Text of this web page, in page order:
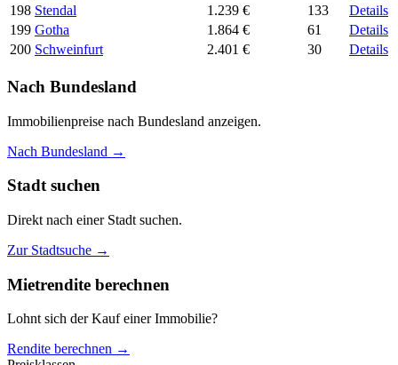
198 Stendal 1.239 € 133
Details
199 Gotha 1.864 € 61
Details
200 Schweinfurt 2.401 € 30 Details
Nach Bundesland
Immobilienpreise nach Bundesland anzeigen.
Nach Bundesland →
Stadt suchen
Direkt nach einer Stadt suchen.
Zur Stadtsuche →
Mietrendite berechnen
Lohnt sich der Kauf einer Immobilie?
Rendite berechnen →